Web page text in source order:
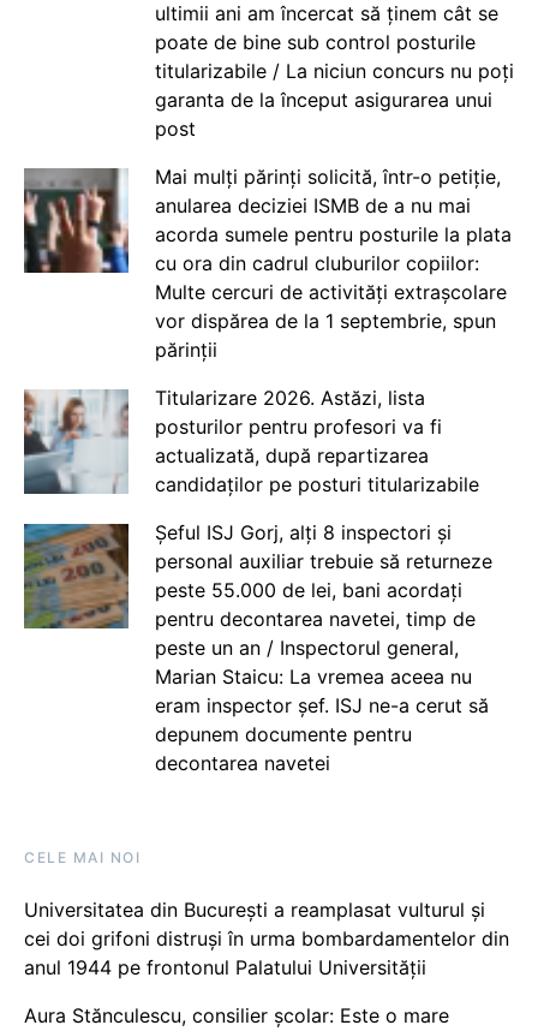
ultimii ani am încercat să ținem cât se
poate de bine sub control posturile
titularizabile / La niciun concurs nu poți
garanta de la început asigurarea unui
post
Mai mulți părinți solicită, într-o petiție,
anularea deciziei ISMB de a nu mai
acorda sumele pentru posturile la plata
cu ora din cadrul cluburilor copiilor:
Multe cercuri de activități extrașcolare
vor dispărea de la 1 septembrie, spun
părinții
Titularizare 2026. Astăzi, lista
posturilor pentru profesori va fi
actualizată, după repartizarea
candidaților pe posturi titularizabile
Șeful ISJ Gorj, alți 8 inspectori și
personal auxiliar trebuie să returneze
peste 55.000 de lei, bani acordați
pentru decontarea navetei, timp de
peste un an / Inspectorul general,
Marian Staicu: La vremea aceea nu
eram inspector șef. ISJ ne-a cerut să
depunem documente pentru
decontarea navetei
CELE MAI NOI
Universitatea din București a reamplasat vulturul și
cei doi grifoni distruși în urma bombardamentelor din
anul 1944 pe frontonul Palatului Universității
Aura Stănculescu, consilier școlar: Este o mare